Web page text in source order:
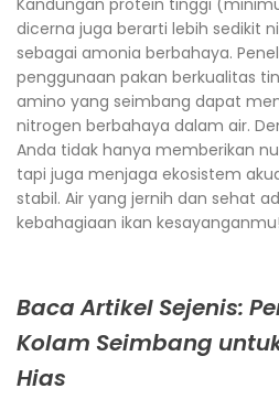
Kandungan protein tinggi
dicerna juga berarti lebih sedikit
sebagai amonia berbahaya.
penggunaan pakan berkualitas
amino yang seimbang dapat
nitrogen berbahaya dalam air.
Anda tidak hanya memberikan
tapi juga menjaga ekosistem
stabil. Air yang jernih dan sehat
kebahagiaan ikan kesayanganmu!
Baca Artikel Sejenis:
Kolam Seimbang
Hias